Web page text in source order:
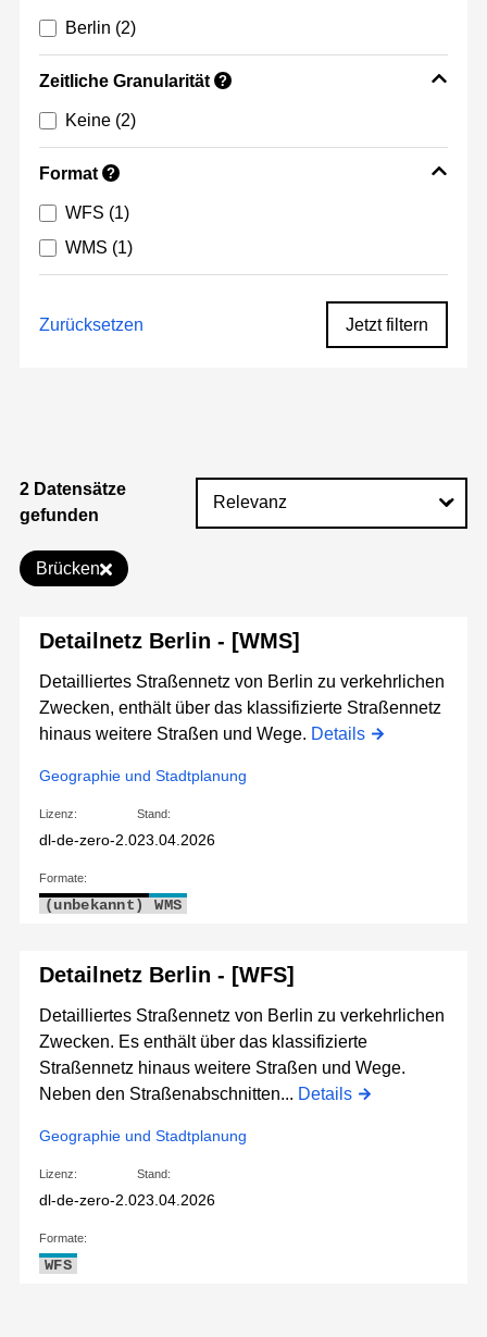
Berlin (2)
Zeitliche Granularität ?
Keine (2)
Format ?
WFS (1)
WMS (1)
Zurücksetzen Jetzt filtern
2 Datensätze
gefunden
Brücken
Detailnetz Berlin - [WMS]
Detailliertes Straßennetz von Berlin zu verkehrlichen
Zwecken, enthält über das klassifizierte Straßennetz
hinaus weitere Straßen und Wege. Details
Geographie und Stadtplanung
Lizenz:
dl-de-zero-2.0
Stand:
23.04.2026
Formate:
(unbekannt) WMS
Detailnetz Berlin - [WFS]
Detailliertes Straßennetz von Berlin zu verkehrlichen
Zwecken. Es enthält über das klassifizierte
Straßennetz hinaus weitere Straßen und Wege.
Neben den Straßenabschnitten... Details
Geographie und Stadtplanung
Lizenz:
dl-de-zero-2.0
Stand:
23.04.2026
Formate:
WFS